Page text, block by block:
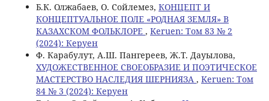
Б.К. Олжабаев, О. Сойлемез, КОНЦЕПТ И
КОНЦЕПТУАЛЬНОЕ ПОЛЕ «РОДНАЯ ЗЕМЛЯ» В
КАЗАХСКОМ ФОЛЬКЛОРЕ , Keruen: Том 83 № 2
(2024): Керуен
Ф. Карабулут, А.Ш. Пангереев, Ж.Т. Дауылова,
ХУДОЖЕСТВЕННОЕ СВОЕОБРАЗИЕ И ПОЭТИЧЕСКОЕ
МАСТЕРСТВО НАСЛЕДИЯ ШЕРНИЯЗА , Keruen: Том
84 № 3 (2024): Керуен